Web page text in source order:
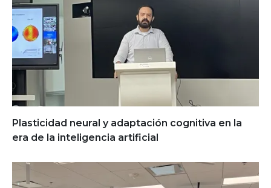
Plasticidad neural y adaptación cognitiva en la
era de la inteligencia artificial